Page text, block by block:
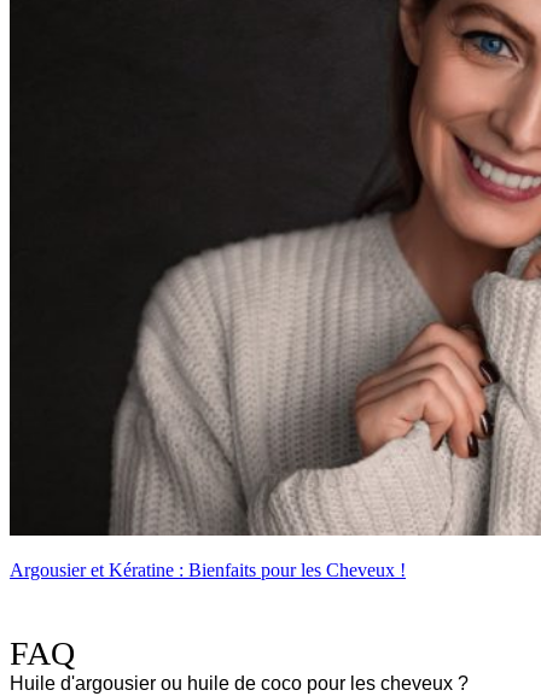
Argousier et Kératine : Bienfaits pour les Cheveux !
FAQ
Huile d'argousier ou huile de coco pour les cheveux ?